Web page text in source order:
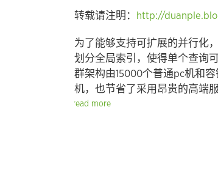
转载请注明： http://
为了能够支持可扩展的并行化
划分全局索引，使得单个查询
群架构由15000个普通pc机和
机，也节省了采用昂贵的高端
read more